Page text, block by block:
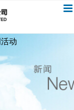
动